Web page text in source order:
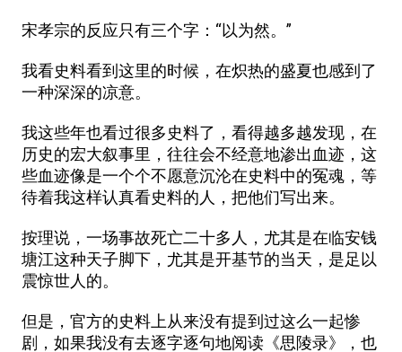
宋孝宗的反应只有三个字：“以为然。”
我看史料看到这里的时候，在炽热的盛夏也感到了
一种深深的凉意。
我这些年也看过很多史料了，看得越多越发现，在
历史的宏大叙事里，往往会不经意地渗出血迹，这
些血迹像是一个个不愿意沉沦在史料中的冤魂，等
待着我这样认真看史料的人，把他们写出来。
按理说，一场事故死亡二十多人，尤其是在临安钱
塘江这种天子脚下，尤其是开基节的当天，是足以
震惊世人的。
但是，官方的史料上从来没有提到过这么一起惨
剧，如果我没有去逐字逐句地阅读《思陵录》，也